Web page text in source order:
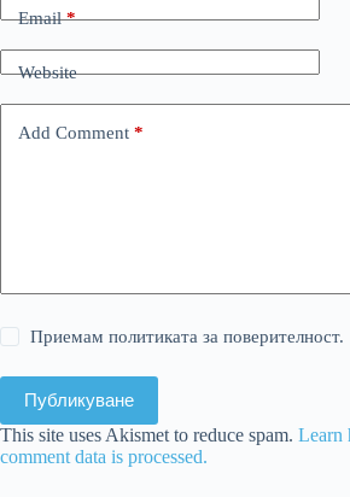
Email*
Website
Add Comment *
Приемам политиката за поверителност.
Публикуване
This site uses Akismet to reduce spam. Learn
comment data is processed.